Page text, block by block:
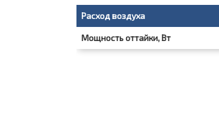
Расход воздуха
Мощность оттайки, Вт